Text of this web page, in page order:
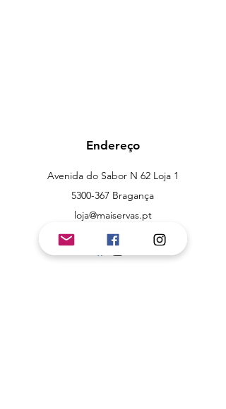
Endereço
Avenida do Sabor N 62 Loja 1
5300-367 Bragança
loja@maiservas.pt